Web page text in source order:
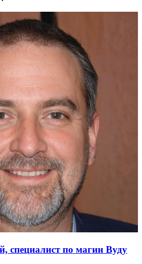
специалист по магии Вуду